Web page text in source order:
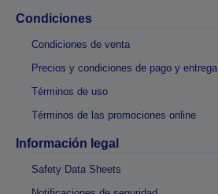
Condiciones
Condiciones de venta
Precios y condiciones de pago y entrega
Términos de uso
Términos de las promociones online
Información legal
Safety Data Sheets